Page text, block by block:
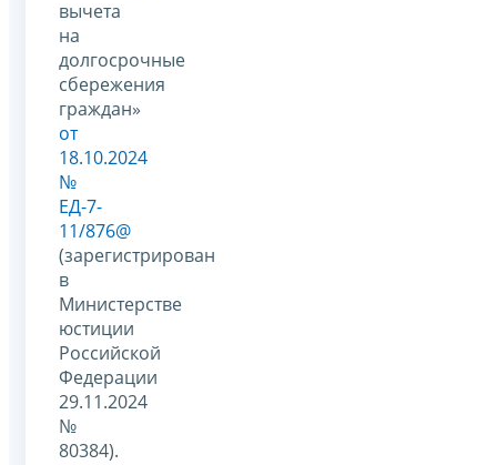
вычета
на
долгосрочные
сбережения
граждан»
от
18.10.2024
№
ЕД-7-
11/876@
(зарегистрирован
в
Министерстве
юстиции
Российской
Федерации
29.11.2024
№
80384).